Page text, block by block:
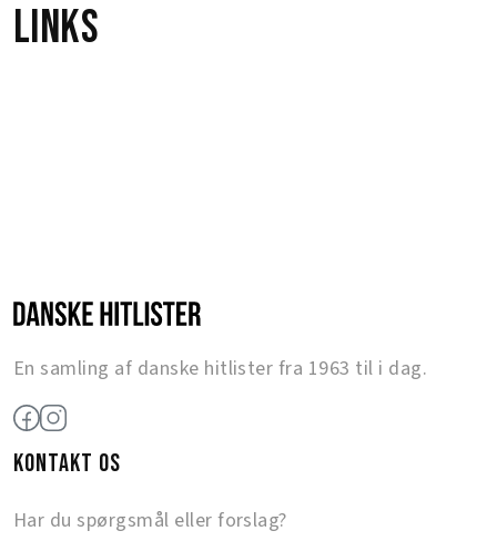
Links
En samling af danske hitlister fra 1963 til i dag.
KONTAKT OS
Har du spørgsmål eller forslag?